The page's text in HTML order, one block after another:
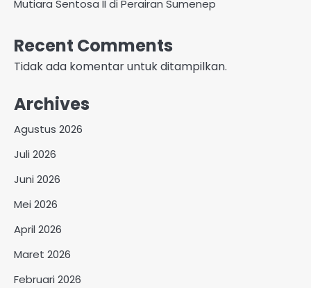
Mutiara Sentosa II di Perairan Sumenep
Recent Comments
Tidak ada komentar untuk ditampilkan.
Archives
Agustus 2026
Juli 2026
Juni 2026
Mei 2026
April 2026
Maret 2026
Februari 2026